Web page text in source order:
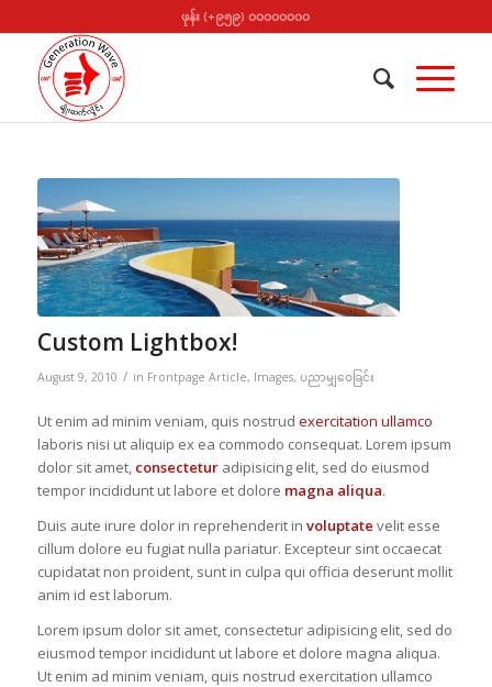
ဖုန်း (+၉၅၉) ၀၀၀၀၀၀၀၀
Custom Lightbox!
August 9, 2010 / in Frontpage Article, Images, ပညာမျှဝေခြင်း
Ut enim ad minim veniam, quis nostrud exercitation ullamco
laboris nisi ut aliquip ex ea commodo consequat. Lorem ipsum
dolor sit amet, consecteturadipisicing elit, sed do eiusmod
tempor incididunt ut labore et dolore magna aliqua.
Duis aute irure dolor in reprehenderit in voluptate velit esse
cillum dolore eu fugiat nulla pariatur. Excepteur sint occaecat
cupidatat non proident, sunt in culpa qui officia deserunt mollit
anim id est laborum.
Lorem ipsum dolor sit amet, consectetur adipisicing elit, sed do
eiusmod tempor incididunt ut labore et dolore magna aliqua.
Ut enim ad minim veniam, quis nostrud exercitation ullamco